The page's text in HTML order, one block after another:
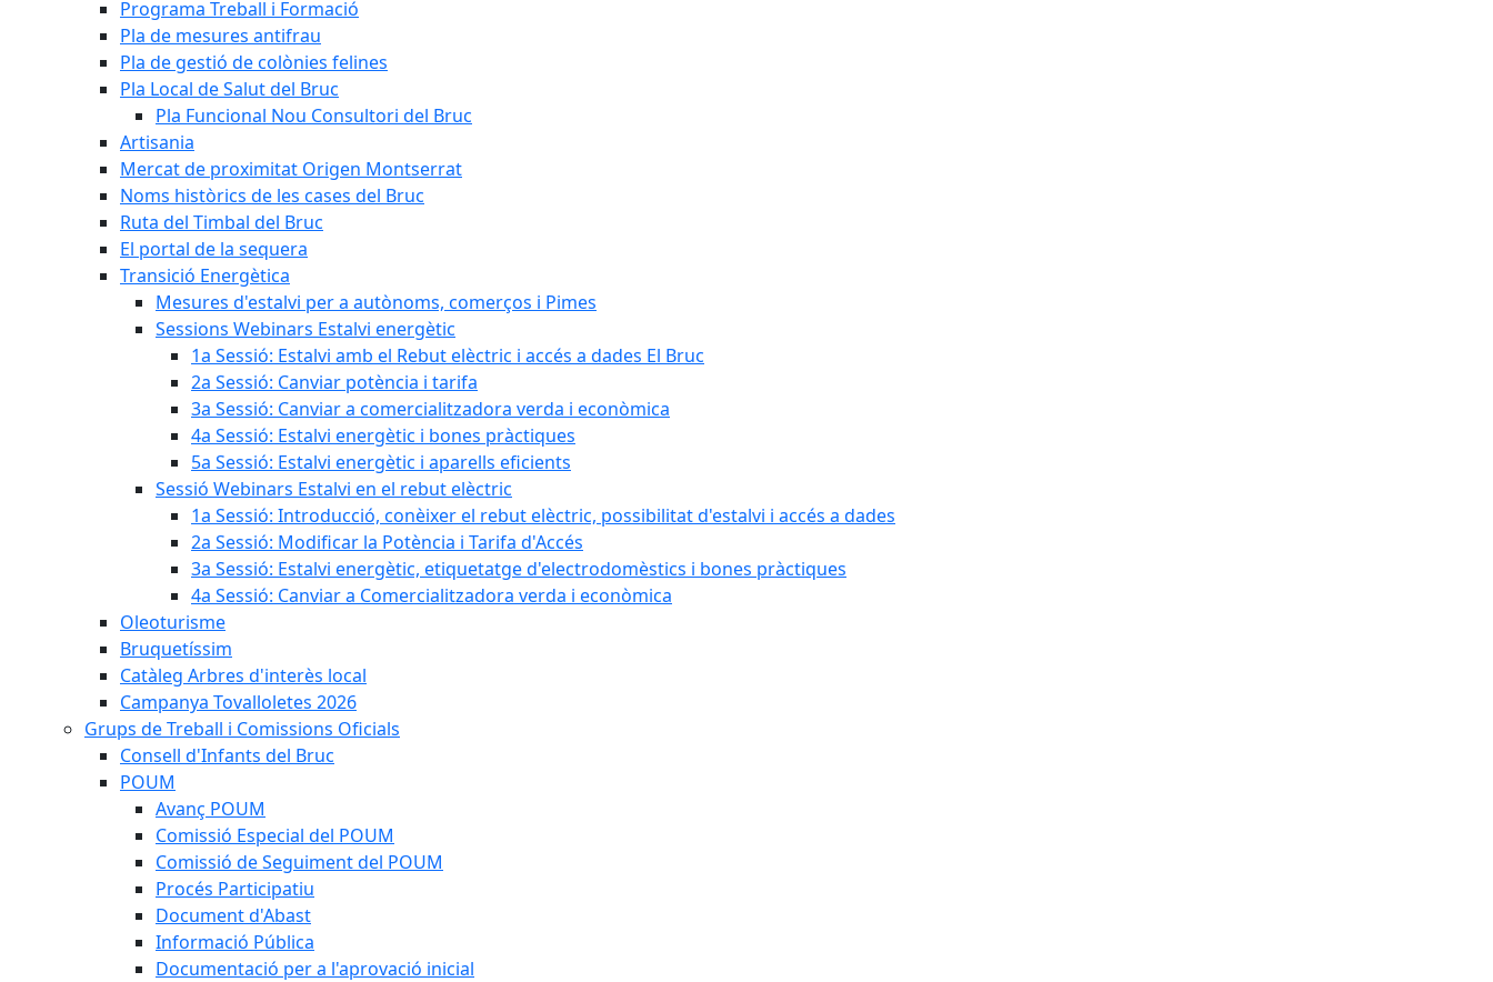
Programa Treball i Formació
Pla de mesures antifrau
Pla de gestió de colònies felines
Pla Local de Salut del Bruc
Pla Funcional Nou Consultori del Bruc
Artisania
Mercat de proximitat Origen Montserrat
Noms històrics de les cases del Bruc
Ruta del Timbal del Bruc
El portal de la sequera
Transició Energètica
Mesures d'estalvi per a autònoms, comerços i Pimes
Sessions Webinars Estalvi energètic
1a Sessió: Estalvi amb el Rebut elèctric i accés a dades El Bruc
2a Sessió: Canviar potència i tarifa
3a Sessió: Canviar a comercialitzadora verda i econòmica
4a Sessió: Estalvi energètic i bones pràctiques
5a Sessió: Estalvi energètic i aparells eficients
Sessió Webinars Estalvi en el rebut elèctric
1a Sessió: Introducció, conèixer el rebut elèctric, possibilitat d'estalvi i accés a dades
2a Sessió: Modificar la Potència i Tarifa d'Accés
3a Sessió: Estalvi energètic, etiquetatge d'electrodomèstics i bones pràctiques
4a Sessió: Canviar a Comercialitzadora verda i econòmica
Oleoturisme
Bruquetíssim
Catàleg Arbres d'interès local
Campanya Tovalloletes 2026
Grups de Treball i Comissions Oficials
Consell d'Infants del Bruc
POUM
Avanç POUM
Comissió Especial del POUM
Comissió de Seguiment del POUM
Procés Participatiu
Document d'Abast
Informació Pública
Documentació per a l'aprovació inicial